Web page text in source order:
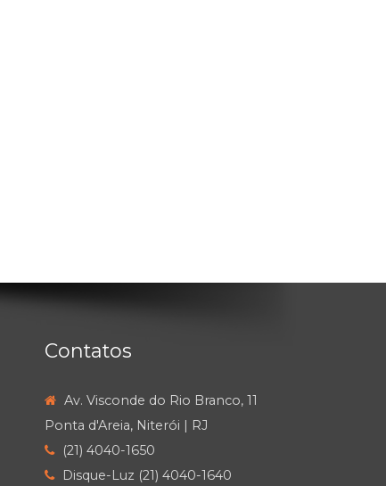
Contatos
Av. Visconde do Rio Branco, 11
Ponta d'Areia, Niterói | RJ
(21) 4040-1650
Disque-Luz (21) 4040-1640